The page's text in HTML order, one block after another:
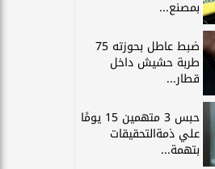
بمصنع...
ضبط عاطل بحوزته 75
طربة حشيش داخل
قطار...
حبس 3 متهمين 15 يومًا
علي ذمةالتحقيقات
بتهمة...